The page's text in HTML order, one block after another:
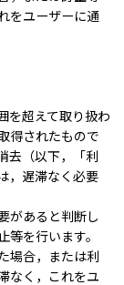
をユーザーに通
を超えて取り扱わ
得されたもので
去（以下，「利
，遅滞なく必要
があると判断し
を行います。
場合，または利
なく，これをユ